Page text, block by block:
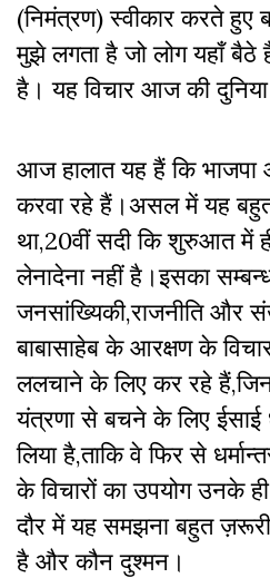
(निमंत्रण) स्वीकार करते हुए
मुझे लगता है जो लोग यहाँ बैठे
है। यह विचार आज की
आज हालात यह हैं कि
करवा रहे हैं।असल में यह
था,20वीं सदी कि शुरुआत में
लेनादेना नहीं है।इसका
जनसांख्यिकी,राजनीति और
बाबासाहेब के आरक्षण के
ललचाने के लिए कर रहे
यंत्रणा से बचने के लिए ईसाई
लिया है,ताकि वे फिर से
के विचारों का उपयोग उनके
दौर में यह समझना बहुत
है और कौन दुश्मन।